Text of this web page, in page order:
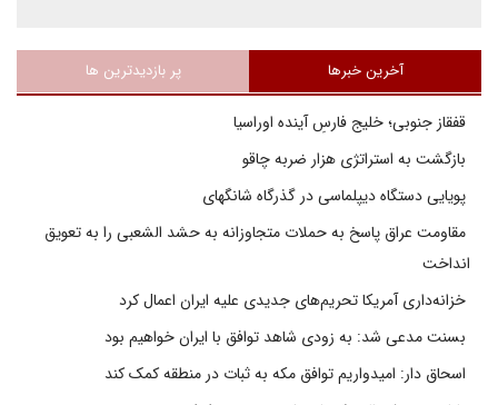
آخرین خبرها پر بازدیدترین ها
قفقاز جنوبی؛ خلیج فارسِ آینده اوراسیا
بازگشت به استراتژی هزار ضربه چاقو
پویایی دستگاه دیپلماسی در گذرگاه شانگهای
مقاومت عراق پاسخ به حملات متجاوزانه به حشد الشعبی را به تعویق
انداخت
خزانه‌داری آمریکا تحریم‌های جدیدی علیه ایران اعمال کرد
بسنت مدعی شد: به زودی شاهد توافق با ایران خواهیم بود
اسحاق دار: امیدواریم توافق مکه به ثبات در منطقه کمک کند